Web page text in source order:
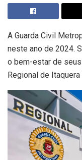
A Guarda Civil
neste ano de 2024.
o bem-estar de
Regional de